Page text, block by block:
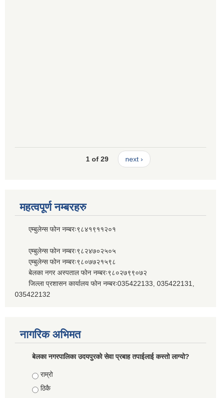
1 of 29 next ›
महत्वपूर्ण नम्बरहरु
एम्बुलेन्स फोन नम्बरः९८४१९११२०१
एम्बुलेन्स फोन नम्बरः९८२४७०२५०५
एम्बुलेन्स फोन नम्बरः९८०७७२१५९८
बेलका नगर अस्पताल फोन नम्बरः९८०२७९९०७२
जिल्ला प्रशासन कार्यालय फोन नम्बरः035422133, 035422131,
035422132
नागरिक अभिमत
बेलका नगरपालिका उदयपुरको सेवा प्रबाह तपाईलाई कस्तो लाग्यो?
Choices
राम्रो
ठिकै